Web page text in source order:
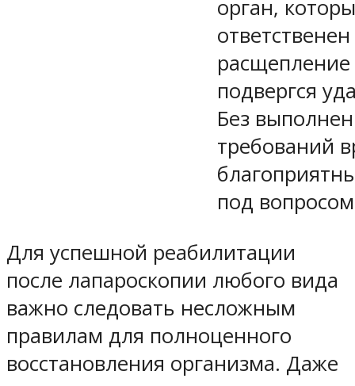
орган,
ответственен
расщепление
подвергся
Без
требований
под вопросом
Для успешной реабилитации
после лапароскопии любого вида
важно следовать несложным
правилам для полноценного
восстановления организма. Даже